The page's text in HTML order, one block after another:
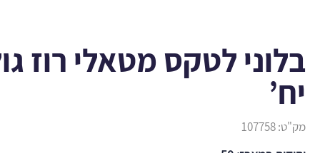
יח’
מק"ט:107758